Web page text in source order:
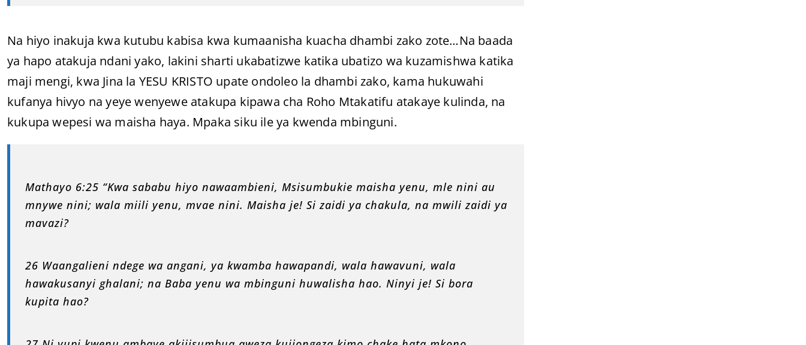
Na hiyo inakuja kwa kutubu kabisa kwa kumaanisha kuacha dhambi zako zote…Na baada
ya hapo atakuja ndani yako, lakini sharti ukabatizwe katika ubatizo wa kuzamishwa katika
maji mengi, kwa Jina la YESU KRISTO upate ondoleo la dhambi zako, kama hukuwahi
kufanya hivyo na yeye wenyewe atakupa kipawa cha Roho Mtakatifu atakaye kulinda, na
kukupa wepesi wa maisha haya. Mpaka siku ile ya kwenda mbinguni.
Mathayo 6:25 “Kwa sababu hiyo nawaambieni, Msisumbukie maisha yenu, mle nini au
mnywe nini; wala miili yenu, mvae nini. Maisha je! Si zaidi ya chakula, na mwili zaidi ya
mavazi?
26 Waangalieni ndege wa angani, ya kwamba hawapandi, wala hawavuni, wala
hawakusanyi ghalani; na Baba yenu wa mbinguni huwalisha hao. Ninyi je! Si bora
kupita hao?